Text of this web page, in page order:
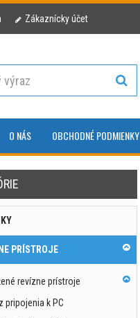
Zákaznícky účet
O NÁS OBCHODNÉ PODMIENKY
PRÍSTROJE
revízne prístroje
pripojenia k PC